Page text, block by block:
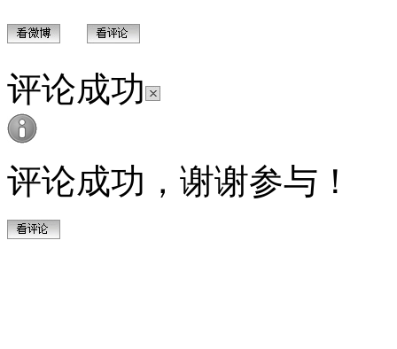
评论成功
评论成功，谢谢参与！